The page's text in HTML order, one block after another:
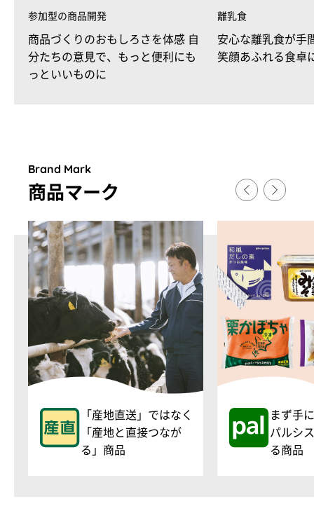
参加型の商品開発
商品づくりのおもしろさを体感 自
分たちの意見で、もっと便利にも
っといいものに
離乳食
安心な離乳食が手
笑顔あふれる食卓
Brand Mark
商品マーク
「産地直送」ではなく
「産地と直接つなが
る」商品
まず手
パルシ
る商品